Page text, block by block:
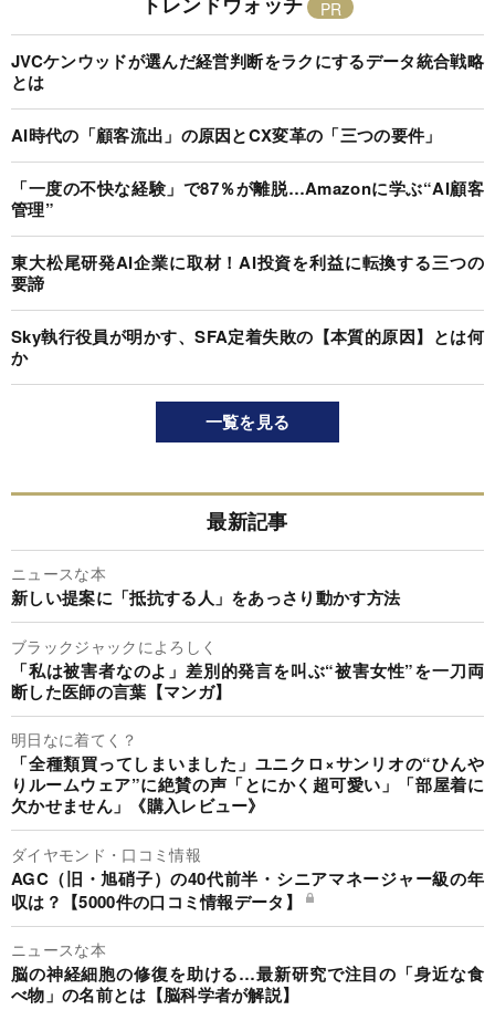
JVCケンウッドが選んだ経営判断をラクにするデータ統合戦略
とは
AI時代の「顧客流出」の原因とCX変革の「三つの要件」
「一度の不快な経験」で87％が離脱…Amazonに学ぶ“AI顧客
管理”
東大松尾研発AI企業に取材！AI投資を利益に転換する三つの
要諦
Sky執行役員が明かす、SFA定着失敗の【本質的原因】とは何
か
一覧を見る
最新記事
ニュースな本
新しい提案に「抵抗する人」をあっさり動かす方法
ブラックジャックによろしく
「私は被害者なのよ」差別的発言を叫ぶ“被害女性”を一刀両
断した医師の言葉【マンガ】
明日なに着てく？
「全種類買ってしまいました」ユニクロ×サンリオの“ひんや
りルームウェア”に絶賛の声「とにかく超可愛い」「部屋着に
欠かせません」《購入レビュー》
ダイヤモンド・口コミ情報
AGC（旧・旭硝子）の40代前半・シニアマネージャー級の年
収は？【5000件の口コミ情報データ】
ニュースな本
脳の神経細胞の修復を助ける…最新研究で注目の「身近な食
べ物」の名前とは【脳科学者が解説】